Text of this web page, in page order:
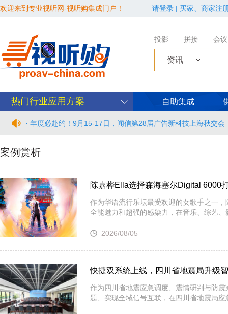
欢迎来到专业视听网-视听购集成门户！ 请登录 | 买家、商家注
投影 拼接 会议
资讯
热门行业应用方案 自助集成
· 从“看见全貌”到“身心共感” | “壁彩京华”第三场展览在松下安恒
· 年度必赴约！9月15-17日，闻信第28届广告新科技上海秋交会
· 面对不断升级的文旅亮化市场，你拿什么参与竞争？
· Extron 七月新闻集锦
· 松下投影机赋能LYMB.iO的MultiBall系统，打造新一代体育与
· 【BIRTV发布】万象视听，向新而生，BIRTV2026即将开幕！
案例赏析
陈嘉桦Ella选择森海塞尔Digital 6000
作为华语流行乐坛最受欢迎的女歌手之一
全能魅力和超强的感染力，在音乐、综艺
2026/08/05
快捷双系统上线，四川省地震局升级
作为四川省地震应急调度、震情研判与防
题、实现全域信号互联，在四川省地震局